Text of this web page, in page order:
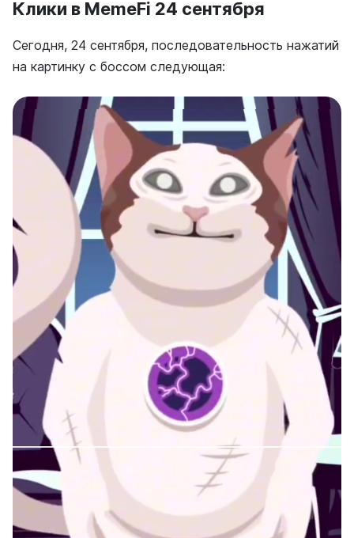
Клики в MemeFi 24 сентября
Сегодня, 24 сентября, последовательность нажатий
на картинку с боссом следующая: